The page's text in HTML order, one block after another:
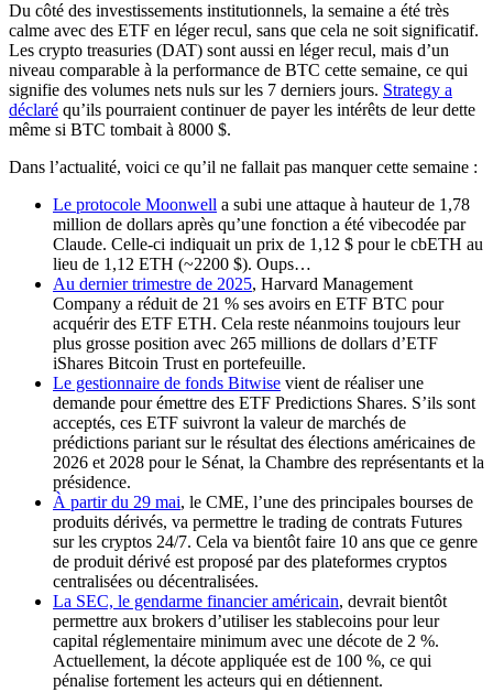
Du côté des investissements institutionnels, la semaine a été très
calme avec des ETF en léger recul, sans que cela ne soit significatif.
Les crypto treasuries (DAT) sont aussi en léger recul, mais d’un
niveau comparable à la performance de BTC cette semaine, ce qui
signifie des volumes nets nuls sur les 7 derniers jours. Strategy a
déclaré qu’ils pourraient continuer de payer les intérêts de leur dette
même si BTC tombait à 8000 $.
Dans l’actualité, voici ce qu’il ne fallait pas manquer cette semaine :
Le protocole Moonwell a subi une attaque à hauteur de 1,78
million de dollars après qu’une fonction a été vibecodée par
Claude. Celle-ci indiquait un prix de 1,12 $ pour le cbETH au
lieu de 1,12 ETH (~2200 $). Oups…
Au dernier trimestre de 2025, Harvard Management
Company a réduit de 21 % ses avoirs en ETF BTC pour
acquérir des ETF ETH. Cela reste néanmoins toujours leur
plus grosse position avec 265 millions de dollars d’ETF
iShares Bitcoin Trust en portefeuille.
Le gestionnaire de fonds Bitwise vient de réaliser une
demande pour émettre des ETF Predictions Shares. S’ils sont
acceptés, ces ETF suivront la valeur de marchés de
prédictions pariant sur le résultat des élections américaines de
2026 et 2028 pour le Sénat, la Chambre des représentants et la
présidence.
À partir du 29 mai, le CME, l’une des principales bourses de
produits dérivés, va permettre le trading de contrats Futures
sur les cryptos 24/7. Cela va bientôt faire 10 ans que ce genre
de produit dérivé est proposé par des plateformes cryptos
centralisées ou décentralisées.
La SEC, le gendarme financier américain, devrait bientôt
permettre aux brokers d’utiliser les stablecoins pour leur
capital réglementaire minimum avec une décote de 2 %.
Actuellement, la décote appliquée est de 100 %, ce qui
pénalise fortement les acteurs qui en détiennent.